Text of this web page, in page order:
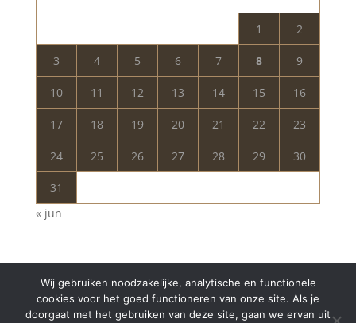
1 2
3 4 5 6 7 8 9
10 11 12 13 14 15 16
17 18 19 20 21 22 23
24 25 26 27 28 29 30
31
« jun
Wij gebruiken noodzakelijke, analytische en functionele
cookies voor het goed functioneren van onze site. Als je
doorgaat met het gebruiken van deze site, gaan we ervan uit